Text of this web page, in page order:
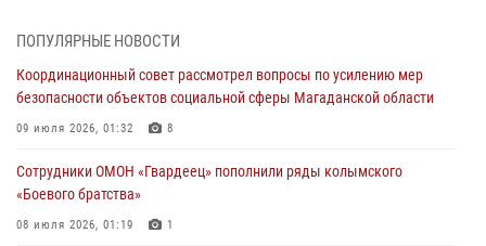
При содействии СОБР Росгвардии в Магадане задержан
17 июля 2026, 04:06
«Каникулы с Росгвардией» продолжаются на Колыме
Начальник Главного штаба – первый заместитель директора
Росгвардии Герой России генерал-полковник Сергей Бойко
ПОПУЛЯРНЫЕ НОВОСТИ
Координационный совет рассмотрел вопросы по усилению мер
безопасности объектов социальной сферы Магаданской области
09 июля 2026, 01:32 8
Сотрудники ОМОН «Гвардеец» пополнили ряды колымского
«Боевого братства»
08 июля 2026, 01:19 1